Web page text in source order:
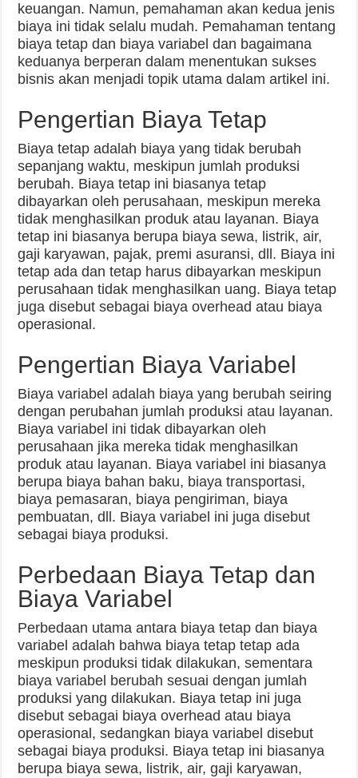
keuangan. Namun, pemahaman akan kedua jenis
biaya ini tidak selalu mudah. Pemahaman tentang
biaya tetap dan biaya variabel dan bagaimana
keduanya berperan dalam menentukan sukses
bisnis akan menjadi topik utama dalam artikel ini.
Pengertian Biaya Tetap
Biaya tetap adalah biaya yang tidak berubah
sepanjang waktu, meskipun jumlah produksi
berubah. Biaya tetap ini biasanya tetap
dibayarkan oleh perusahaan, meskipun mereka
tidak menghasilkan produk atau layanan. Biaya
tetap ini biasanya berupa biaya sewa, listrik, air,
gaji karyawan, pajak, premi asuransi, dll. Biaya ini
tetap ada dan tetap harus dibayarkan meskipun
perusahaan tidak menghasilkan uang. Biaya tetap
juga disebut sebagai biaya overhead atau biaya
operasional.
Pengertian Biaya Variabel
Biaya variabel adalah biaya yang berubah seiring
dengan perubahan jumlah produksi atau layanan.
Biaya variabel ini tidak dibayarkan oleh
perusahaan jika mereka tidak menghasilkan
produk atau layanan. Biaya variabel ini biasanya
berupa biaya bahan baku, biaya transportasi,
biaya pemasaran, biaya pengiriman, biaya
pembuatan, dll. Biaya variabel ini juga disebut
sebagai biaya produksi.
Perbedaan Biaya Tetap dan
Biaya Variabel
Perbedaan utama antara biaya tetap dan biaya
variabel adalah bahwa biaya tetap tetap ada
meskipun produksi tidak dilakukan, sementara
biaya variabel berubah sesuai dengan jumlah
produksi yang dilakukan. Biaya tetap ini juga
disebut sebagai biaya overhead atau biaya
operasional, sedangkan biaya variabel disebut
sebagai biaya produksi. Biaya tetap ini biasanya
berupa biaya sewa, listrik, air, gaji karyawan,